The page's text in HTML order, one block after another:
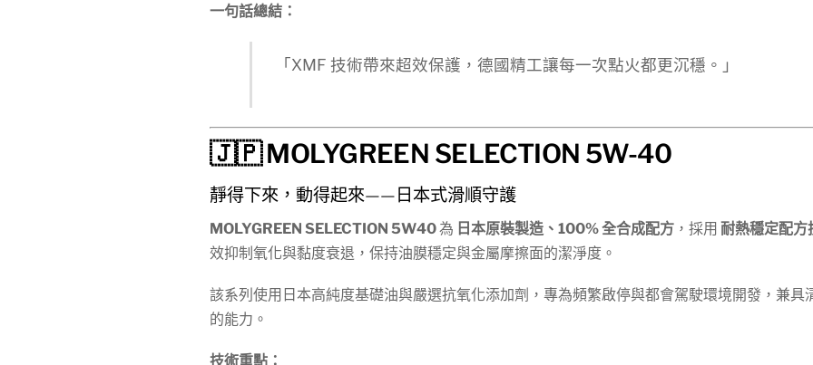
一句話總結：
「XMF 技術帶來超效保護，德國精工讓每一次點火都更沉穩。」
🇯🇵 MOLYGREEN SELECTION 5W-40
靜得下來，動得起來——日本式滑順守護
MOLYGREEN SELECTION 5W40為 日本原裝製造、100% 全合成配方 ，採用耐熱穩定配方
效抑制氧化與黏度衰退，保持油膜穩定與金屬摩擦面的潔淨度。
該系列使用日本高純度基礎油與嚴選抗氧化添加劑，專為頻繁啟停與都會駕駛環境開發，兼具
的能力。
技術重點：